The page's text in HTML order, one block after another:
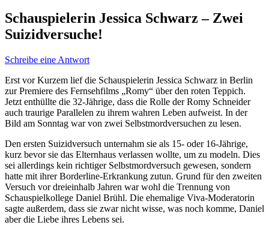
Schauspielerin Jessica Schwarz – Zwei
Suizidversuche!
Schreibe eine Antwort
Erst vor Kurzem lief die Schauspielerin Jessica Schwarz in Berlin
zur Premiere des Fernsehfilms „Romy“ über den roten Teppich.
Jetzt enthüllte die 32-Jährige, dass die Rolle der Romy Schneider
auch traurige Parallelen zu ihrem wahren Leben aufweist. In der
Bild am Sonntag war von zwei Selbstmordversuchen zu lesen.
Den ersten Suizidversuch unternahm sie als 15- oder 16-Jährige,
kurz bevor sie das Elternhaus verlassen wollte, um zu modeln. Dies
sei allerdings kein richtiger Selbstmordversuch gewesen, sondern
hatte mit ihrer Borderline-Erkrankung zutun. Grund für den zweiten
Versuch vor dreieinhalb Jahren war wohl die Trennung von
Schauspielkollege Daniel Brühl. Die ehemalige Viva-Moderatorin
sagte außerdem, dass sie zwar nicht wisse, was noch komme, Daniel
aber die Liebe ihres Lebens sei.